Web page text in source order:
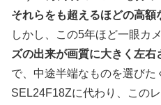
それらをも超えるほどの高額
しかし、この5年ほど一眼カ
ズの出来が画質に大きく左右
で、中途半端なものを選びた
SEL24F18Zに代わり、この